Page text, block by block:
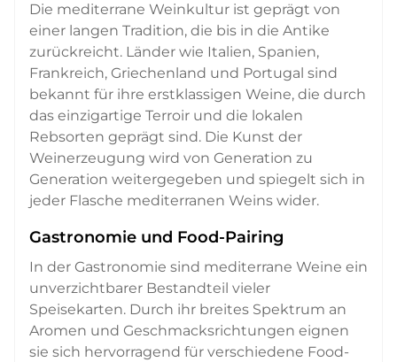
Die mediterrane Weinkultur ist geprägt von
einer langen Tradition, die bis in die Antike
zurückreicht. Länder wie Italien, Spanien,
Frankreich, Griechenland und Portugal sind
bekannt für ihre erstklassigen Weine, die durch
das einzigartige Terroir und die lokalen
Rebsorten geprägt sind. Die Kunst der
Weinerzeugung wird von Generation zu
Generation weitergegeben und spiegelt sich in
jeder Flasche mediterranen Weins wider.
Gastronomie und Food-Pairing
In der Gastronomie sind mediterrane Weine ein
unverzichtbarer Bestandteil vieler
Speisekarten. Durch ihr breites Spektrum an
Aromen und Geschmacksrichtungen eignen
sie sich hervorragend für verschiedene Food-